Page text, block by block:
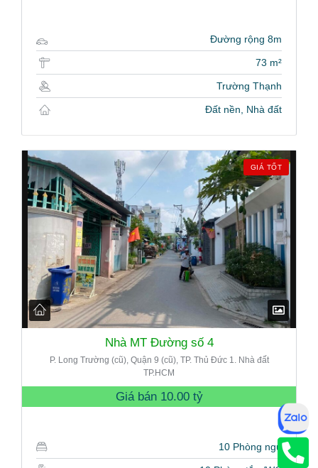
Đường rộng 8m
73 m²
Trường Thạnh
Đất nền, Nhà đất
GIÁ TỐT
Nhà MT Đường số 4
P. Long Trường (cũ), Quận 9 (cũ), TP. Thủ Đức 1. Nhà đất
TP.HCM
Giá bán 10.00 tỷ
10 Phòng ngủ